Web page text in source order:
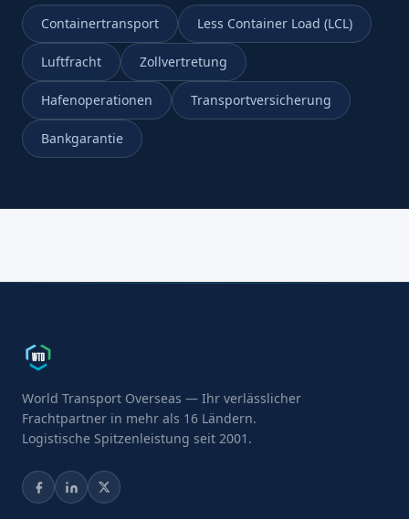
Containertransport Less Container Load (LCL)
Luftfracht Zollvertretung
Hafenoperationen Transportversicherung
Bankgarantie
World Transport Overseas — Ihr verlässlicher
Frachtpartner in mehr als 16 Ländern.
Logistische Spitzenleistung seit 2001.